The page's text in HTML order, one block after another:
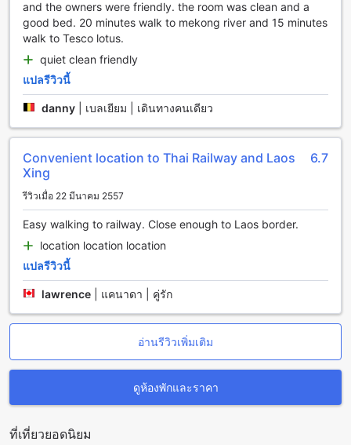
นารายณ์ วัดนี้เป็นวัดที่สำคัญและมีความสวยงามที่สุดในเมือง
หนองคาย คุณจะได้เห็นพระประธานสวยงามที่สร้างด้วยวิธีการ
ประดิษฐ์ที่ละเอียดอ่อนและสวยงาม นอกจากนี้ยังมีสถานที่ท่อง
เที่ยวอื่นๆ เช่น สวนสาธารณะในตัวเมืองที่มีสภาพแวดล้อม
สวยงามและเป็นสถานที่ที่เหมาะแก่การพักผ่อนและออกกำลังกาย
วิธีการเดินทางจากสนามบินใกล้เคียงสู่ สุพัตรา อพาร์ตเมนท์
สุพัตรา อพาร์ตเมนท์ เป็นที่พักที่น่าสนใจและมีความสะดวกสบาย
ทางเลือกในการเดินทางจากสนามบินใกล้เคียงสู่ที่พักนี้
หากคุณเดินทางด้วยรถบัสหรือรถเมล์ คุณสามารถนั่งรถบัสหรือ
รถเมล์ที่สนามบินและขึ้นรถไปยังสถานีขนส่งหนองคาย จากนั้น
คุณสามารถเดินไปสุพัตรา อพาร์ตเมนท์ ซึ่งอยู่ห่างจากสถานีขนส่ง
ประมาณ 1.5 กิโลเมตรเท่านั้น
หากคุณต้องการความสะดวกสบายมากขึ้น คุณสามารถเรียกรถ
แท็กซี่หรือใช้บริการแท็กซี่ที่สนามบินเพื่อเดินทางมายังสุพัตรา อ
พาร์ตเมนท์ โดยเส้นทางจะใช้เวลาประมาณ 20-30 นาทีเท่านั้น
สุพัตรา อพาร์ตเมนท์: สถานที่ท่องเที่ยวและแหล่งช้อปปิ้งที่ใกล้
เคียง
สุพัตรา อพาร์ตเมนท์ ตั้งอยู่ใกล้กับหลายแหล่งท่องเที่ยวและแหล่ง
สามารถเดินทางไปเยี่ยมชมสะพานมิตรภาพไทย-ลาวที่เชื่อมต่อ
ระหว่างประเทศไทยและลาวได้ง่ายดาย นอกจากนี้ยังมีสวน
กว้างขวาง และสวยงามอีกด้วย
and the owners were friendly. the room was clean and a
good bed. 20 minutes walk to mekong river and 15 minutes
walk to Tesco lotus.
quiet clean friendly
แปลรีวิวนี้
danny เบลเยียม | เดินทางคนเดียว
Convenient location to Thai Railway and Laos
Xing
6.7
รีวิวเมื่อ 22 มีนาคม 2557
Easy walking to railway. Close enough to Laos border.
location location location
แปลรีวิวนี้
lawrence แคนาดา | คู่รัก
อ่านรีวิวเพิ่มเติม
ดูห้องพักและราคา
ที่เที่ยวยอดนิยม